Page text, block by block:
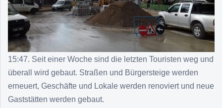
15:47. Seit einer Woche sind die letzten Touristen weg und
überall wird gebaut. Straßen und Bürgersteige werden
erneuert, Geschäfte und Lokale werden renoviert und neue
Gaststätten werden gebaut.